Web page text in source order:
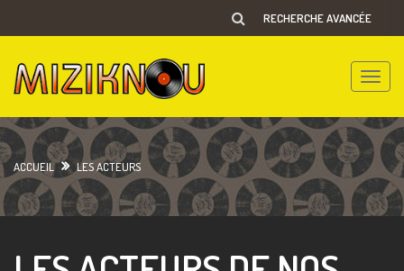
RECHERCHE AVANCÉE
Toggle
ACCUEIL LES ACTEURS